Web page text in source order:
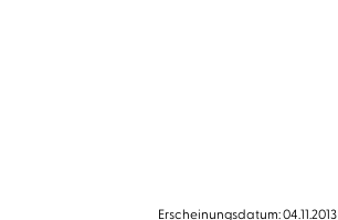
Erscheinungsdatum: 04.11.2013